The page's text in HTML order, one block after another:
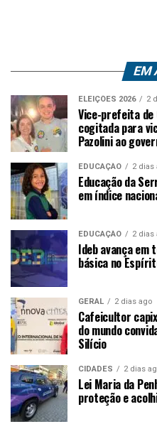
EM
ELEIÇÕES 2026 2
Vice-prefeita de
cogitada para
Pazolini ao
EDUCAÇÃO 2 dias
Educação da
em índice
EDUCAÇÃO 2 dias
Ideb avança em
básica no
GERAL 2 dias ago
Cafeicultor
do mundo
Silício
CIDADES 2 dias
Lei Maria da
proteção e